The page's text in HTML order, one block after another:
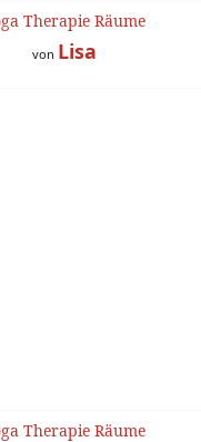
Therapie Räume
von Lisa
Therapie Räume